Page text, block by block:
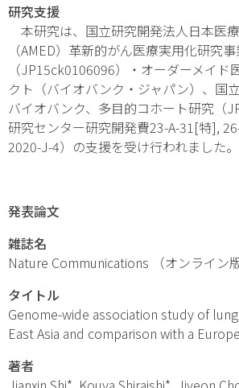
研究支援
本研究は、国立研究開発法人日本医
（AMED）革新的がん医療実用化研究事
（JP15ck0106096）・オーダーメイド
クト（バイオバンク・ジャパン）、国
バイオバンク、多目的コホート研究（
研究センター研究開発費23-A-31[特],
2020-J-4）の支援を受け行われました。
発表論文
雑誌名
Nature Communications
（オンライン版
タイトル
Genome-wide association study of
East Asia and comparison with a
著者